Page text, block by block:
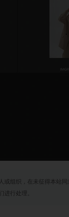
组织，在未征得本站
进行处理。